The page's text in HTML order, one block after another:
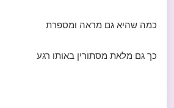
כמה שהיא גם מראה ומספרת
כך גם מלאת מסתורין באותו רגע